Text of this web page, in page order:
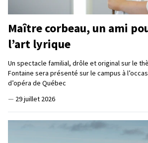
Maître corbeau, un ami
l’art lyrique
Un spectacle familial, drôle et original sur le
Fontaine sera présenté sur le campus à
d’opéra de Québec
— 29 juillet 2026